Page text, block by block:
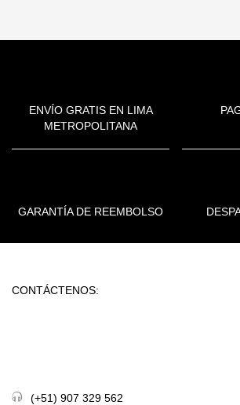
ENVÍO GRATIS EN LIMA
METROPOLITANA
GARANTÍA DE REEMBOLSO
CONTÁCTENOS:
(+51) 907 329 562